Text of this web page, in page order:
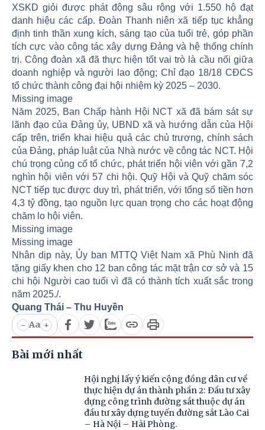
XSKD giỏi được phát động sâu rộng với 1.550 hộ đạt
danh hiệu các cấp. Đoàn Thanh niên xã tiếp tục khẳng
định tinh thần xung kích, sáng tạo của tuổi trẻ, góp phần
tích cực vào công tác xây dựng Đảng và hệ thống chính
trị. Công đoàn xã đã thực hiện tốt vai trò là cầu nối giữa
doanh nghiệp và người lao động; Chỉ đạo 18/18 CĐCS
tổ chức thành công đại hội nhiệm kỳ 2025 – 2030.
Missing image
Năm 2025, Ban Chấp hành Hội NCT xã đã bám sát sự
lãnh đạo của Đảng ủy, UBND xã và hướng dẫn của Hội
cấp trên, triển khai hiệu quả các chủ trương, chính sách
của Đảng, pháp luật của Nhà nước về công tác NCT. Hội
chú trọng củng cố tổ chức, phát triển hội viên với gần 7,2
nghìn hội viên với 57 chi hội. Quỹ Hội và Quỹ chăm sóc
NCT tiếp tục được duy trì, phát triển, với tổng số tiền hơn
4,3 tỷ đồng, tạo nguồn lực quan trọng cho các hoạt động
chăm lo hội viên.
Missing image
Missing image
Nhân dịp này, Ủy ban MTTQ Việt Nam xã Phù Ninh đã
tặng giấy khen cho 12 ban công tác mặt trận cơ sở và 15
chi hội Người cao tuổi vì đã có thành tích xuất sắc trong
năm 2025./.
Quang Thái – Thu Huyền
- Aa +
Bài mới nhất
Hội nghị lấy ý kiến cộng đồng dân cư về
thực hiện dự án thành phần 2: Đầu tư xây
dựng công trình đường sắt thuộc dự án
đầu tư xây dựng tuyến đường sắt Lào Cai
– Hà Nội – Hải Phòng.